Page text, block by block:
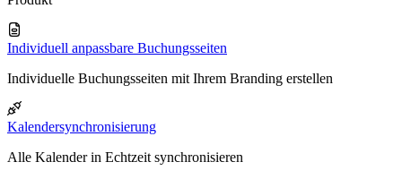
Individuell anpassbare Buchungsseiten
Individuelle Buchungsseiten mit Ihrem Branding erstellen
Kalendersynchronisierung
Alle Kalender in Echtzeit synchronisieren